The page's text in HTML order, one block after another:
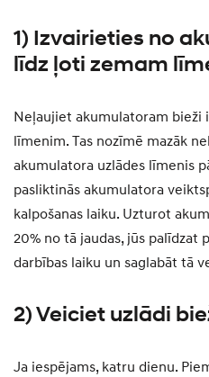
1) Izvairieties no
līdz ļoti zemam
Neļaujiet akumulatoram bieži
līmenim. Tas nozīmē mazāk
akumulatora uzlādes līmenis
pasliktinās akumulatora
kalpošanas laiku. Uzturot
20% no tā jaudas, jūs palīdzat
darbības laiku un saglabāt tā
2) Veiciet uzlādi
Ja iespējams, katru dienu.